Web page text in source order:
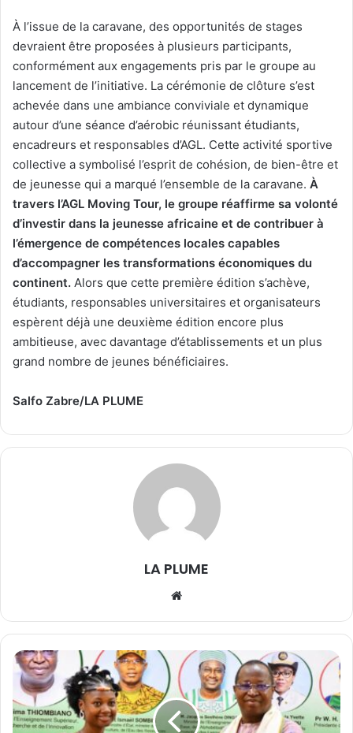
À l’issue de la caravane, des opportunités de stages
devraient être proposées à plusieurs participants,
conformément aux engagements pris par le groupe au
lancement de l’initiative. La cérémonie de clôture s’est
achevée dans une ambiance conviviale et dynamique
autour d’une séance d’aérobic réunissant étudiants,
encadreurs et responsables d’AGL. Cette activité sportive
collective a symbolisé l’esprit de cohésion, de bien-être et
de jeunesse qui a marqué l’ensemble de la caravane. À
travers l’AGL Moving Tour, le groupe réaffirme sa volonté
d’investir dans la jeunesse africaine et de contribuer à
l’émergence de compétences locales capables
d’accompagner les transformations économiques du
continent. Alors que cette première édition s’achève,
étudiants, responsables universitaires et organisateurs
espèrent déjà une deuxième édition encore plus
ambitieuse, avec davantage d’établissements et un plus
grand nombre de jeunes bénéficiaires.
Salfo Zabre/LA PLUME
LA PLUME
te
C
e
t
r